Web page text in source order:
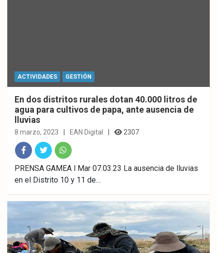
ACTIVIDADES GESTIÓN
En dos distritos rurales dotan 40.000 litros de
agua para cultivos de papa, ante ausencia de
lluvias
8 marzo, 2023 EAN Digital 2307
Fac
ebo
ok
Twitt
er
What
sAp
p
PRENSA GAMEA l Mar 07.03.23 La ausencia de lluvias
en el Distrito 10 y 11 de…